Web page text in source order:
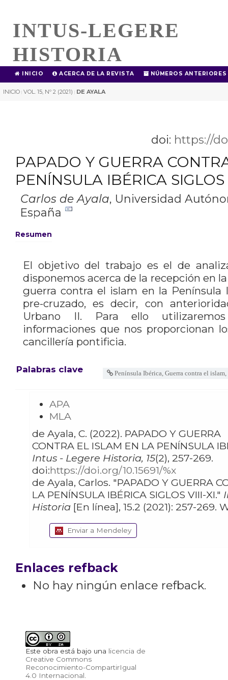
INTUS-LEGERE
HISTORIA
INICIO ACERCA DE LA REVISTA NÚMEROS ANTERIORES
INICIO | VOL. 15, Nº 2 (2021) | DE AYALA
doi: https://
PAPADO Y GUERRA
PENÍNSULA IBÉRICA
Carlos de Ayala, Universidad
España
Resumen
El objetivo del trabajo es el de
disponemos acerca de la recepción en
guerra contra el islam en la Península
pre-cruzado, es decir, con
Urbano II. Para ello
informaciones que nos proporcionan
cancillería pontificia.
Palabras clave Península Ibérica, Guerra contra el
APA
MLA
de Ayala, C. (2022). PAPADO Y GUERRA
CONTRA EL ISLAM EN LA PENÍNSULA
Intus - Legere Historia, 15(2), 257-269.
doi:https://doi.org/10.15691/%x
de Ayala, Carlos. "PAPADO Y GUERRA CONTRA EL ISLAM EN
LA PENÍNSULA IBÉRICA SIGLOS VIII-XI."
Historia
Enviar a Mendeley
Enlaces refback
No hay ningún enlace refback.
Este obra está bajo una licencia de
Creative Commons
Reconocimiento-CompartirIgual
4.0 Internacional